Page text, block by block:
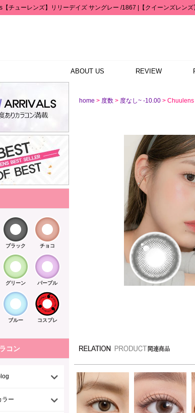
チューレンズ】リリーデイズ サングレー /1867 |【クイーンズレンズ
ABOUT US REVIEW
ブラック チョコ
グリーン パープル
ブルー コスプレ
コン
ラー
home > 度数 > 度なし~ -10.00 > Chuulens